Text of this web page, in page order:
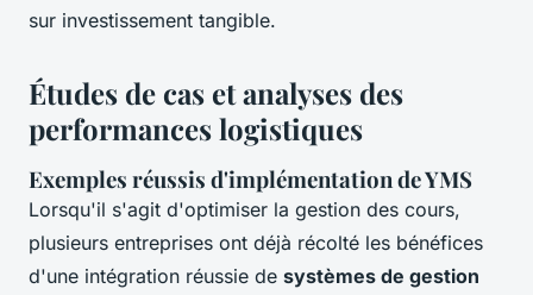
sur investissement tangible.
Études de cas et analyses des
performances logistiques
Exemples réussis d'implémentation de YMS
Lorsqu'il s'agit d'optimiser la gestion des cours,
plusieurs entreprises ont déjà récolté les bénéfices
d'une intégration réussie de systèmes de gestion